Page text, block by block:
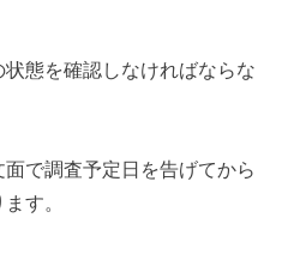
態を確認しなければならな
で調査予定日を告げてから
す。